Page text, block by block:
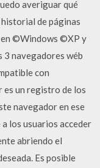
averiguar qué
historial de páginas
en ©Windows ©XP y
3 navegadores wéb
con
un registro de los
navegador en ese
los usuarios acceder
abriendo el
Es posible